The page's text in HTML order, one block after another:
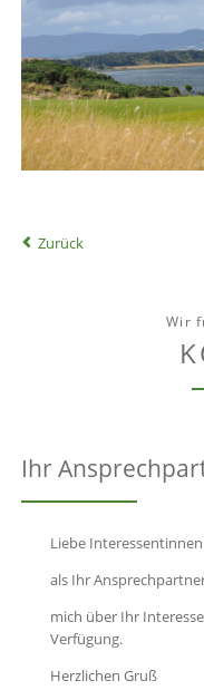
Zurück
Wir
Ihr
Liebe
als Ihr
mich über Ihr
Verfügung.
Herzlichen Gruß